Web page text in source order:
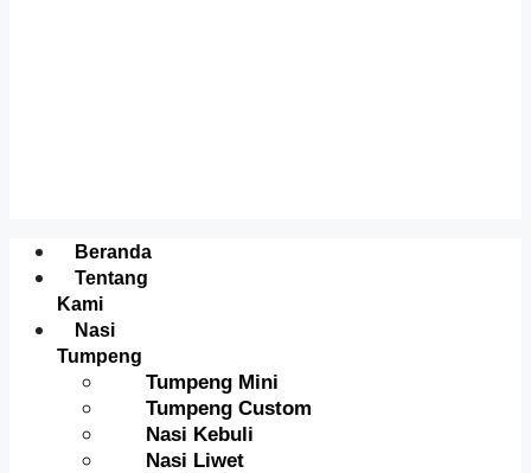
Menu
Beranda
Tentang
Kami
Nasi
Tumpeng
Tumpeng Mini
Tumpeng Custom
Nasi Kebuli
Nasi Liwet